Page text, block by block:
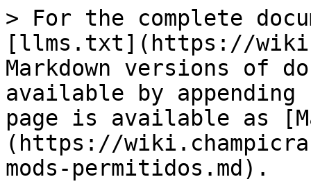
> For the complete
[llms.txt](https://
Markdown versions of
available by
page is available as
(https://
mods-permitidos.md).